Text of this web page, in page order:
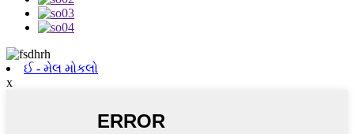
ઈ - મેલ મોકલો
x